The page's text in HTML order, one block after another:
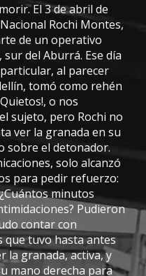
El 3 de abril de
Rochi Montes,
de un operativo
del Aburrá. Ese día
al parecer
tomó como rehén
o nos
sujeto, pero Rochi no
ver la granada en su
sobre el detonador.
solo alcanzó
para pedir refuerzo:
minutos
Pudieron
contar con
que tuvo hasta antes
la granada, activa, y
mano derecha para